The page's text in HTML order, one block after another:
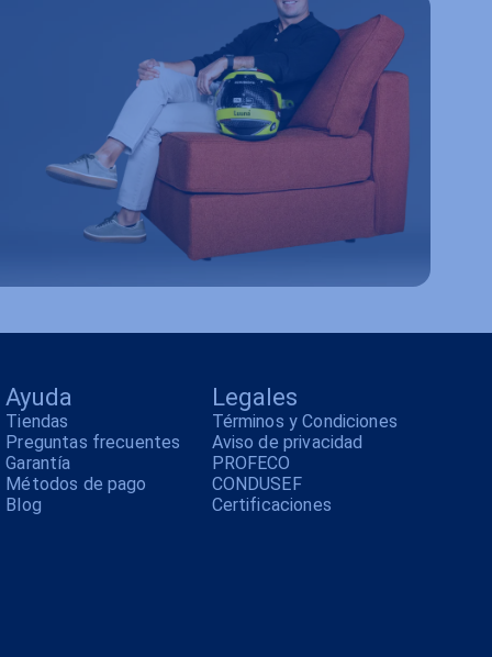
Ayuda
Tiendas
Preguntas frecuentes
Garantía
Métodos de pago
Blog
Legales
Términos y Condiciones
Aviso de privacidad
PROFECO
CONDUSEF
Certificaciones